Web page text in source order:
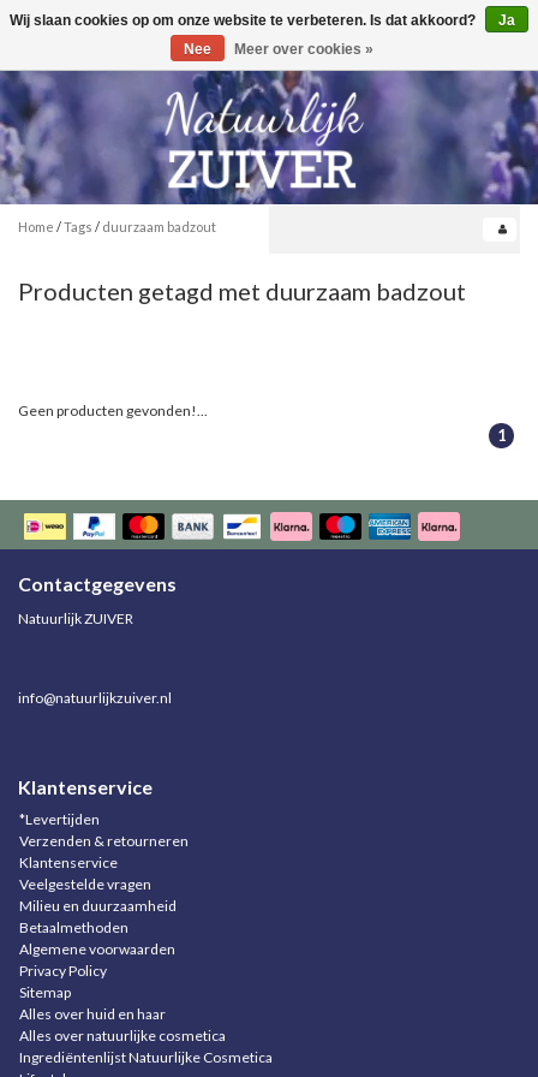
Toggle
0
Home /Tags / duurzaam badzout
Producten getagd met duurzaam badzout
Geen producten gevonden!...
1
Contactgegevens
Natuurlijk ZUIVER
info@natuurlijkzuiver.nl
Klantenservice
*Levertijden
Verzenden & retourneren
Klantenservice
Veelgestelde vragen
Milieu en duurzaamheid
Betaalmethoden
Algemene voorwaarden
Privacy Policy
Sitemap
Alles over huid en haar
Alles over natuurlijke cosmetica
Ingrediëntenlijst Natuurlijke Cosmetica
Wij slaan cookies op om onze website te verbeteren. Is dat akkoord?
Ja
Nee
Meer over cookies »